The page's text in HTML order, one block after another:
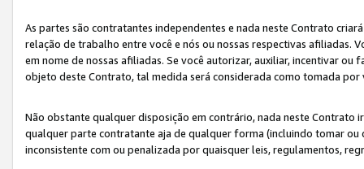
As partes são contratantes independentes e nada neste Contrato
relação de trabalho entre você e nós ou nossas respectivas afiliadas.
em nome de nossas afiliadas. Se você autorizar, auxiliar, incentivar
objeto deste Contrato, tal medida será considerada como tomada por
Não obstante qualquer disposição em contrário, nada neste
qualquer parte contratante aja de qualquer forma (incluindo tomar ou
inconsistente com ou penalizada por quaisquer leis, regulamentos,